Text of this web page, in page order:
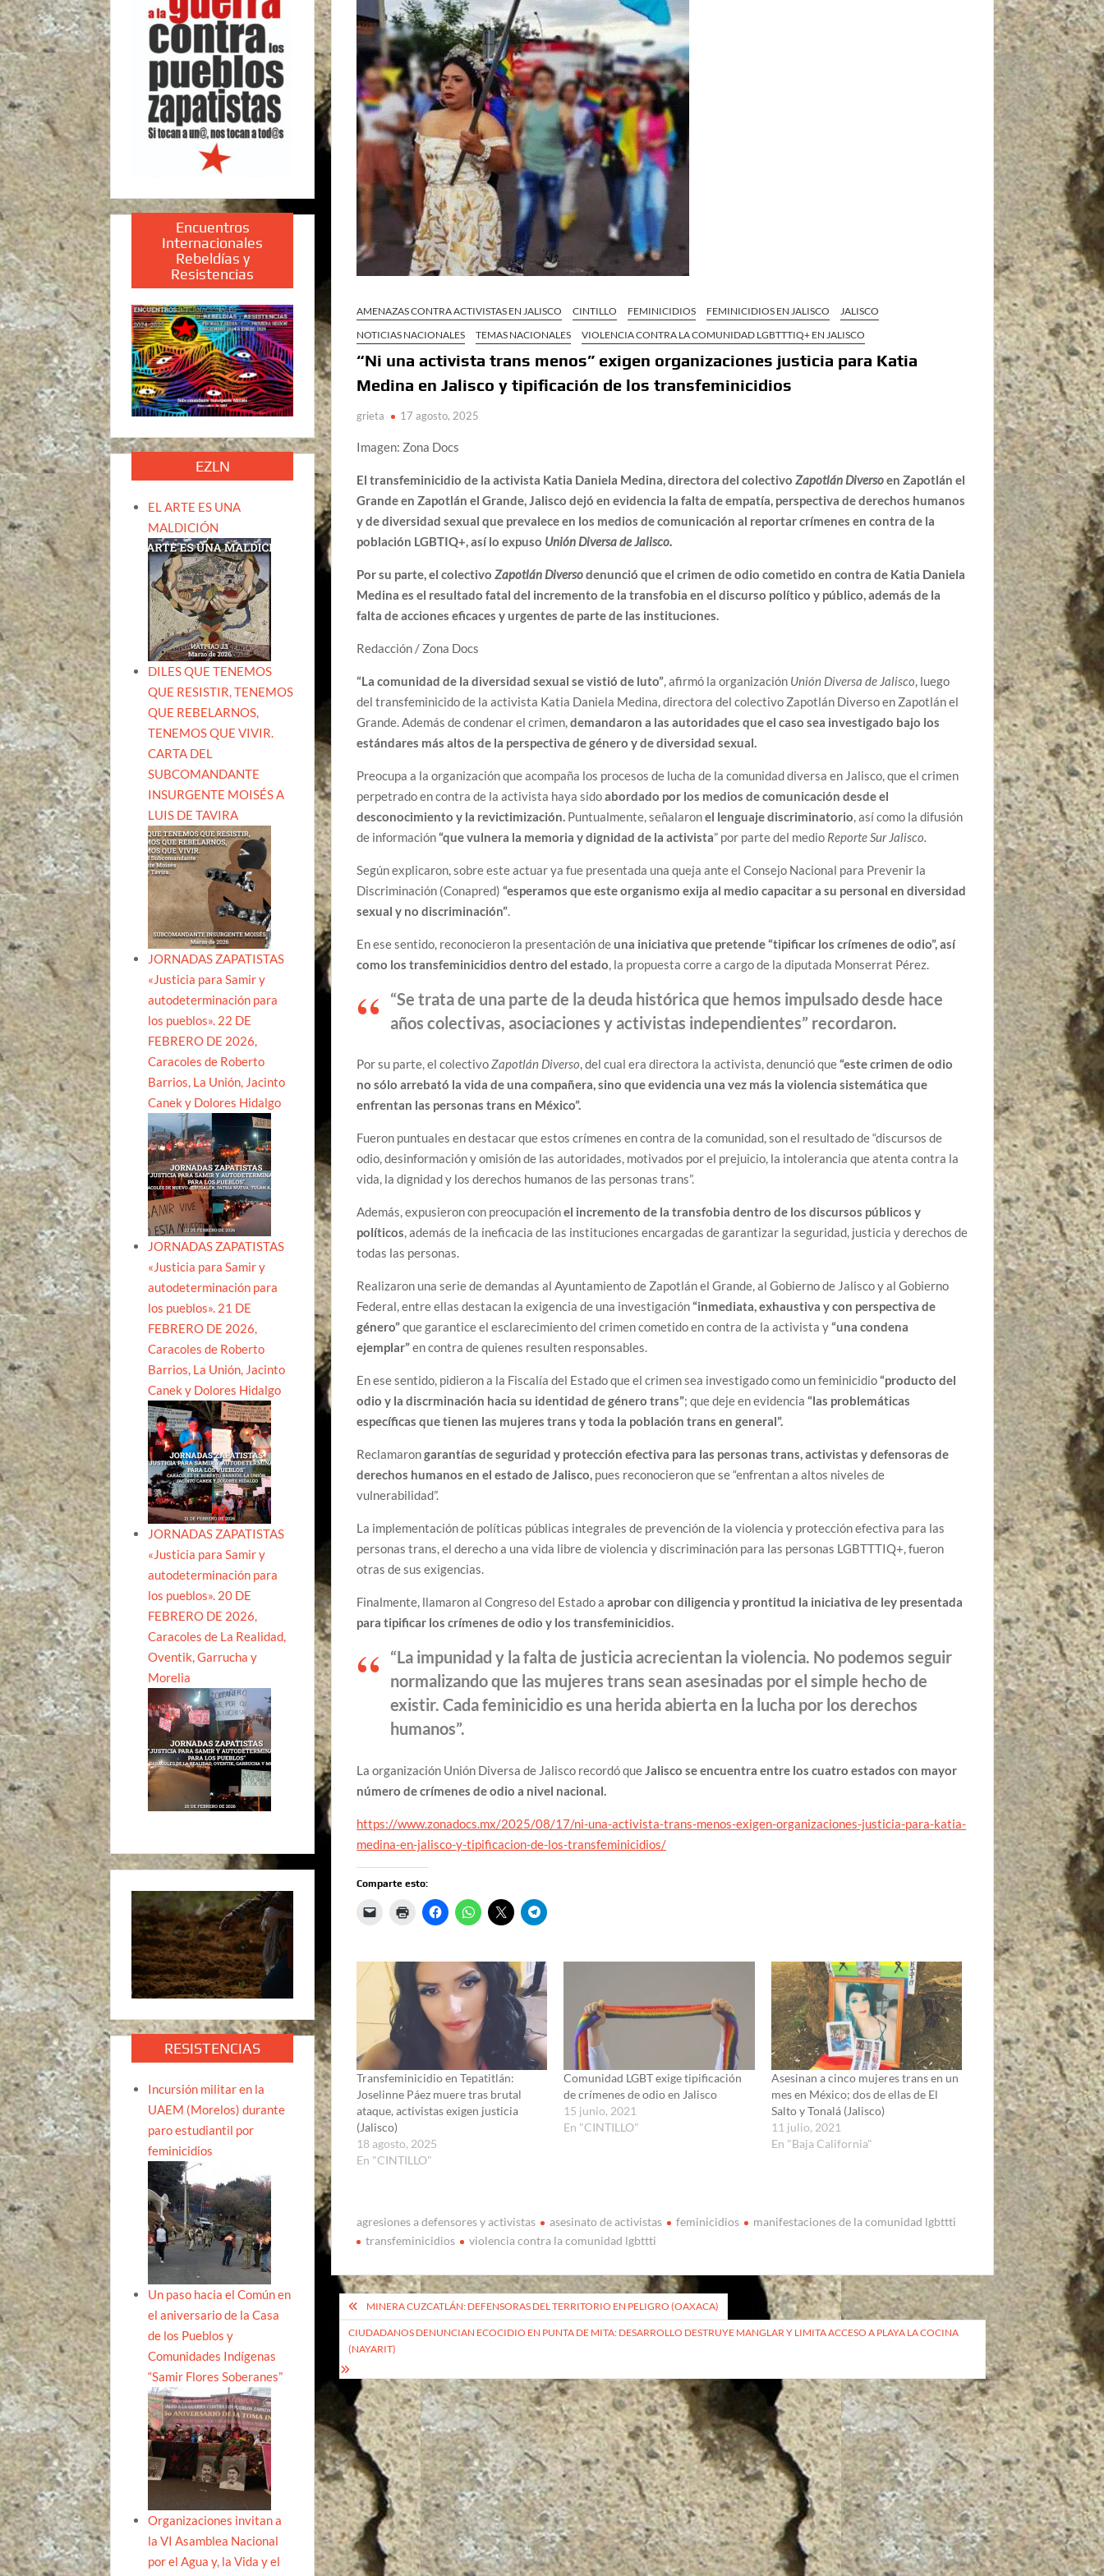
AMENAZAS CONTRA ACTIVISTAS EN JALISCO CINTILLO FEMINICIDIOS FEMINICIDIOS EN JALISCO
JALISCO
NOTICIAS NACIONALES
TEMAS NACIONALES VIOLENCIA CONTRA LA COMUNIDAD LGBTTTIQ+ EN JALISCO
“Ni una activista trans menos” exigen organizaciones justicia para Katia
Medina en Jalisco y tipificación de los transfeminicidios
grieta 17 agosto, 2025
Imagen: Zona Docs
El transfeminicidio de la activista Katia Daniela Medina, directora del colectivoZapotlán Diversoen Zapotlán el
Grande en Zapotlán el Grande, Jalisco dejó en evidencia la falta de empatía, perspectiva de derechos humanos
y de diversidad sexual que prevalece en los medios de comunicación al reportar crímenes en contra de la
población LGBTIQ+, así lo expuso Unión Diversa de Jalisco.
Por su parte, el colectivoZapotlán Diversodenunció que el crimen de odio cometido en contra de Katia Daniela
Medina es el resultado fatal del incremento de la transfobia en el discurso político y público, además de la
falta de acciones eficaces y urgentes de parte de las instituciones.
Redacción / Zona Docs
“La comunidad de la diversidad sexual se vistió de luto”, afirmó la organización Unión Diversa de Jalisco, luego
del transfeminicido de la activista Katia Daniela Medina, directora del colectivo Zapotlán Diverso en Zapotlán el
Grande. Además de condenar el crimen,demandaron a las autoridades que el caso sea investigado bajo los
estándares más altos de la perspectiva de género y de diversidad sexual.
Preocupa a la organización que acompaña los procesos de lucha de la comunidad diversa en Jalisco, que el crimen
perpetrado en contra de la activista haya sidoabordado por los medios de comunicación desde el
desconocimiento y la revictimización. Puntualmente, señalaronel lenguaje discriminatorio, así como la difusión
de información“que vulnera la memoria y dignidad de la activista” por parte del medio Reporte Sur Jalisco.
Según explicaron, sobre este actuar ya fue presentada una queja ante el Consejo Nacional para Prevenir la
Discriminación (Conapred)“esperamos que este organismo exija al medio capacitar a su personal en diversidad
sexual y no discriminación”.
En ese sentido, reconocieron la presentación deuna iniciativa que pretende “tipificar los crímenes de odio”, así
como los transfeminicidios dentro del estado, la propuesta corre a cargo de la diputada Monserrat Pérez.
“Se trata de una parte de la deuda histórica que hemos impulsado desde hace
años colectivas, asociaciones y activistas independientes” recordaron.
Por su parte, el colectivoZapotlán Diverso, del cual era directora la activista, denunció que“este crimen de odio
no sólo arrebató la vida de una compañera, sino que evidencia una vez más la violencia sistemática que
enfrentan las personas trans en México”.
Fueron puntuales en destacar que estos crímenes en contra de la comunidad, son el resultado de “discursos de
odio, desinformación y omisión de las autoridades, motivados por el prejuicio, la intolerancia que atenta contra la
vida, la dignidad y los derechos humanos de las personas trans”.
Además, expusieron con preocupaciónel incremento de la transfobia dentro de los discursos públicos y
políticos, además de la ineficacia de las instituciones encargadas de garantizar la seguridad, justicia y derechos de
todas las personas.
Realizaron una serie de demandas al Ayuntamiento de Zapotlán el Grande, al Gobierno de Jalisco y al Gobierno
Federal, entre ellas destacan la exigencia de una investigación“inmediata, exhaustiva y con perspectiva de
género”que garantice el esclarecimiento del crimen cometido en contra de la activista y“una condena
ejemplar”en contra de quienes resulten responsables.
En ese sentido, pidieron a la Fiscalía del Estado que el crimen sea investigado como un feminicidio“producto del
odio y la discrminación hacia su identidad de género trans”; que deje en evidencia“las problemáticas
específicas que tienen las mujeres trans y toda la población trans en general”.
Reclamarongarantías de seguridad y protección efectiva para las personas trans, activistas y defensoras de
derechos humanos en el estado de Jalisco, pues reconocieron que se “enfrentan a altos niveles de
vulnerabilidad”.
La implementación de políticas públicas integrales de prevención de la violencia y protección efectiva para las
personas trans, el derecho a una vida libre de violencia y discriminación para las personas LGBTTTIQ+, fueron
otras de sus exigencias.
Finalmente, llamaron al Congreso del Estado aaprobar con diligencia y prontitud la iniciativa de ley presentada
para tipificar los crímenes de odio y los transfeminicidios.
“La impunidad y la falta de justicia acrecientan la violencia. No podemos seguir
normalizando que las mujeres trans sean asesinadas por el simple hecho de
existir. Cada feminicidio es una herida abierta en la lucha por los derechos
humanos”.
La organización Unión Diversa de Jalisco recordó queJalisco se encuentra entre los cuatro estados con mayor
número de crímenes de odio a nivel nacional.
https://www.zonadocs.mx/2025/08/17/ni-una-activista-trans-menos-exigen-organizaciones-justicia-para-katia-
medina-en-jalisco-y-tipificacion-de-los-transfeminicidios/
Comparte esto:
Transfeminicidio en Tepatitlán:
Joselinne Páez muere tras brutal
ataque, activistas exigen justicia
(Jalisco)
18 agosto, 2025
En "CINTILLO"
Comunidad LGBT exige tipificación
de crímenes de odio en Jalisco
15 junio, 2021
En "CINTILLO"
Asesinan a cinco mujeres trans en un
mes en México; dos de ellas de El
Salto y Tonalá (Jalisco)
11 julio, 2021
En "Baja California"
agresiones a defensores y activistas asesinato de activistas feminicidios
manifestaciones de la comunidad lgbttti
transfeminicidios
violencia contra la comunidad lgbttti
Navegación
de
entradas
MINERA CUZCATLÁN: DEFENSORAS DEL TERRITORIO EN PELIGRO (OAXACA)
CIUDADANOS DENUNCIAN ECOCIDIO EN PUNTA DE MITA: DESARROLLO DESTRUYE MANGLAR Y LIMITA ACCESO A PLAYA LA COCINA
(NAYARIT)
Encuentros
Internacionales
Rebeldías y
Resistencias
EZLN
EL ARTE ES UNA
MALDICIÓN
DILES QUE TENEMOS
QUE RESISTIR, TENEMOS
QUE REBELARNOS,
TENEMOS QUE VIVIR.
CARTA DEL
SUBCOMANDANTE
INSURGENTE MOISÉS A
LUIS DE TAVIRA
JORNADAS ZAPATISTAS
«Justicia para Samir y
autodeterminación para
los pueblos». 22 DE
FEBRERO DE 2026,
Caracoles de Roberto
Barrios, La Unión, Jacinto
Canek y Dolores Hidalgo
JORNADAS ZAPATISTAS
«Justicia para Samir y
autodeterminación para
los pueblos». 21 DE
FEBRERO DE 2026,
Caracoles de Roberto
Barrios, La Unión, Jacinto
Canek y Dolores Hidalgo
JORNADAS ZAPATISTAS
«Justicia para Samir y
autodeterminación para
los pueblos». 20 DE
FEBRERO DE 2026,
Caracoles de La Realidad,
Oventik, Garrucha y
Morelia
RESISTENCIAS
Incursión militar en la
UAEM (Morelos) durante
paro estudiantil por
feminicidios
Un paso hacia el Común en
el aniversario de la Casa
de los Pueblos y
Comunidades Indígenas
“Samir Flores Soberanes”
Organizaciones invitan a
la VI Asamblea Nacional
por el Agua y, la Vida y el